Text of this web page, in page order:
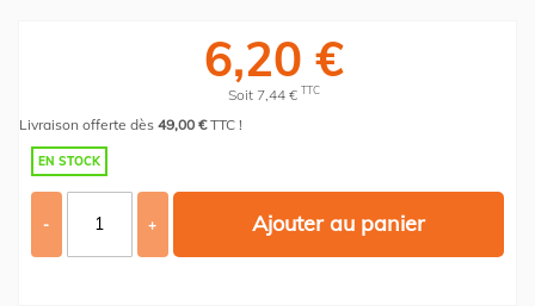
6,20 €
Soit 7,44 € TTC
Livraison offerte dès 49,00 €TTC !
EN STOCK
- + Ajouter au panier